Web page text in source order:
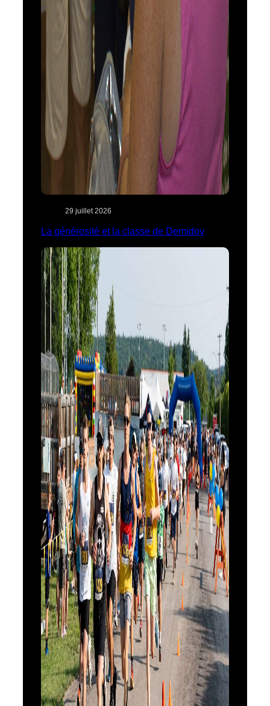
29 juillet 2026
La générosité et la classe de Demidov